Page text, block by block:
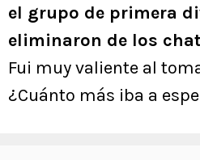
el grupo de primera
eliminaron de los
Fui muy valiente al
¿Cuánto más iba a